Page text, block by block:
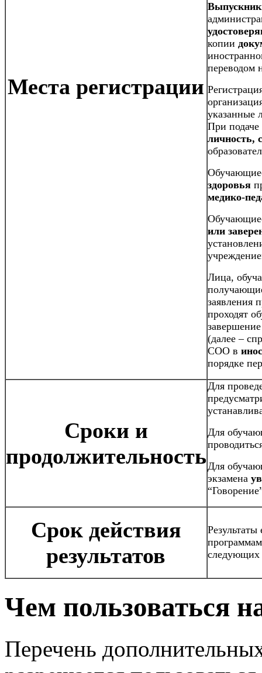
Места регистрации
копии
переводом
указанные
При подаче
личность,
здоровья
медико-
или
Лица,
заявления
проходят
(далее –
СОО в
порядке
Сроки и
продолжительность
Для
Для
Для
экзамена
Срок действия
результатов
следующих
Чем пользоваться
Перечень